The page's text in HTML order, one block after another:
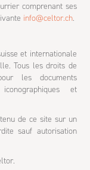
comprenant ses
info@celtor.ch.
et internationale
Tous les droits de
les documents
et
de ce site sur un
sauf autorisation